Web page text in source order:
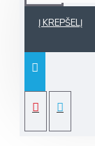
Į KREPŠELĮ